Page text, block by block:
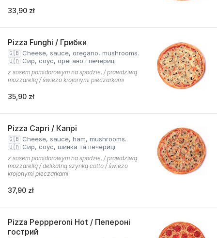
33,90 zł
Pizza Funghi / Грибки
🇬🇧 Cheese, sauce, oregano, mushrooms.
🇺🇦 Сир, соус, орегано і печериці
z sosem pomidorowym na spodzie, / prawdziwą
mozzarellą / świeżo krojonymi pieczarkami
35,90 zł
Pizza Capri / Капрі
🇬🇧 Cheese, sauce, ham, mushrooms.
🇺🇦 Сир, соус, шинка та печериці
z sosem pomidorowym na spodzie, / prawdziwą
mozzarellą / delikatną szynką cotto / świeżo
krojonymi pieczarkami
37,90 zł
Pizza Peppperoni Hot / Пепероні
гострий